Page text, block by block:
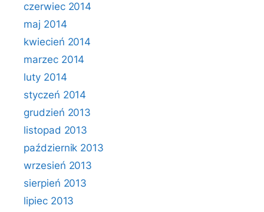
czerwiec 2014
maj 2014
kwiecień 2014
marzec 2014
luty 2014
styczeń 2014
grudzień 2013
listopad 2013
październik 2013
wrzesień 2013
sierpień 2013
lipiec 2013